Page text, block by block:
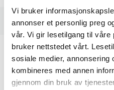
Vi bruker
annonser et personlig preg
vår. Vi gir lesetilgang til våre
bruker nettstedet vårt.
sosiale medier, annonsering
kombineres med annen
gjennom din bruk av
Spesifikasjoner
Kunder så også